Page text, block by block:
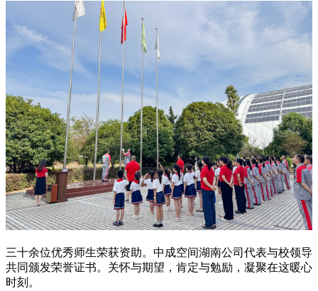
三十余位优秀师生荣获资助。中成空间湖南公司代表与校领导
共同颁发荣誉证书。关怀与期望，肯定与勉励，凝聚在这暖心
时刻。